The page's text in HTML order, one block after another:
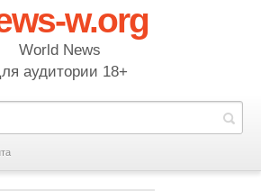
w.org
World News
аудитории 18+